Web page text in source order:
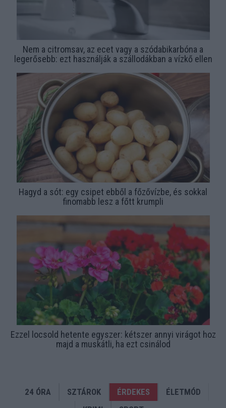
Nem a citromsav, az ecet vagy a szódabikarbóna a
legerősebb: ezt használják a szállodákban a vízkő ellen
Hagyd a sót: egy csipet ebből a főzővízbe, és sokkal
finomabb lesz a főtt krumpli
Ezzel locsold hetente egyszer: kétszer annyi virágot hoz
majd a muskátli, ha ezt csinálod
24 ÓRA SZTÁROK ÉRDEKES
ÉLETMÓD